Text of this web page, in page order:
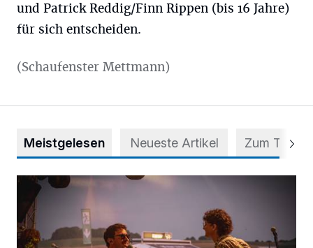
und Patrick Reddig/Finn Rippen (bis 16 Jahre)
für sich entscheiden.
(Schaufenster Mettmann)
Meistgelesen Neueste Artikel Zum Thema
Mehr als nur ein Festival